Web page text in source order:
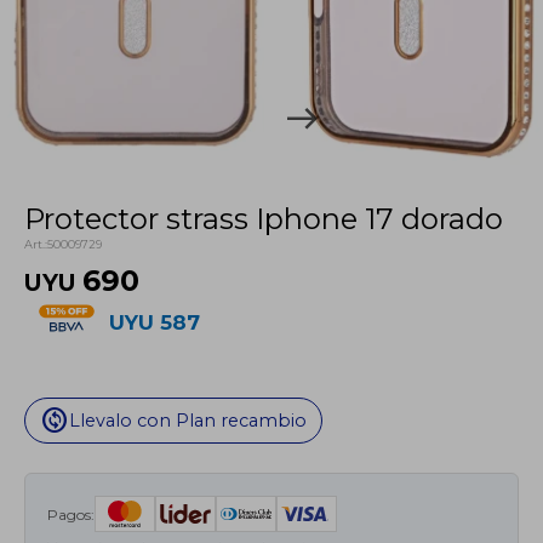
Protector strass Iphone 17 dorado
50009729
UYU 690
UYU 587
change_circle Llevalo con Plan recambio
Pagos: